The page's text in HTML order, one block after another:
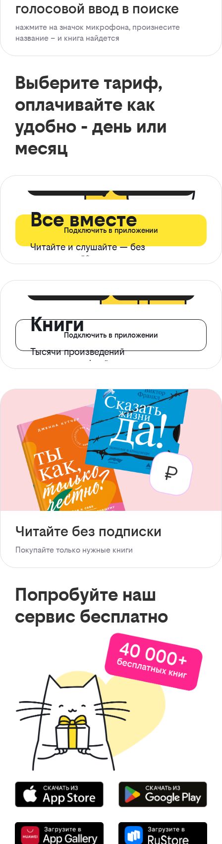
голосовой ввод в поиске
нажмите на значок микрофона, произнесите
название – и книга найдется
Выберите тариф,
оплачивайте как
удобно - день или
месяц
Все вместе
Читайте и слушайте — без
ограничений*
Подключить в приложении
Книги
Тысячи произведений
с доступом офлайн
Подключить в приложении
Читайте без подписки
Покупайте только нужные книги
Попробуйте наш
сервис бесплатно